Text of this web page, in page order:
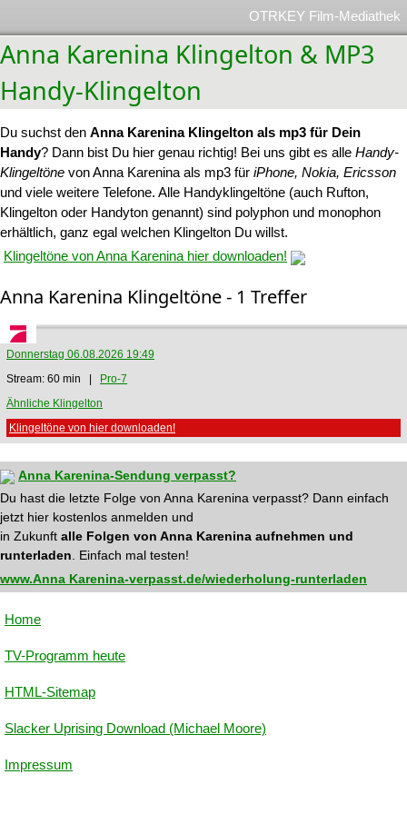
OTRKEY Film-Mediathek
Anna Karenina Klingelton & MP3
Handy-Klingelton
Du suchst den Anna Karenina Klingelton als mp3 für Dein
Handy? Dann bist Du hier genau richtig! Bei uns gibt es alle Handy-
Klingeltöne von Anna Karenina als mp3 für iPhone, Nokia, Ericsson
und viele weitere Telefone. Alle Handyklingeltöne (auch Rufton,
Klingelton oder Handyton genannt) sind polyphon und monophon
erhältlich, ganz egal welchen Klingelton Du willst.
Klingeltöne von Anna Karenina hier downloaden!
Anna Karenina Klingeltöne - 1 Treffer
Donnerstag 06.08.2026 19:49
Stream: 60 min |
Pro-7
Ähnliche Klingelton
Klingeltöne von hier downloaden!
Anna Karenina-Sendung verpasst?
Du hast die letzte Folge von Anna Karenina verpasst? Dann einfach
jetzt hier kostenlos anmelden und
in Zukunft alle Folgen von Anna Karenina aufnehmen und
runterladen . Einfach mal testen!
www.Anna Karenina-verpasst.de/wiederholung-runterladen
Home
TV-Programm heute
HTML-Sitemap
Slacker Uprising Download (Michael Moore)
Impressum